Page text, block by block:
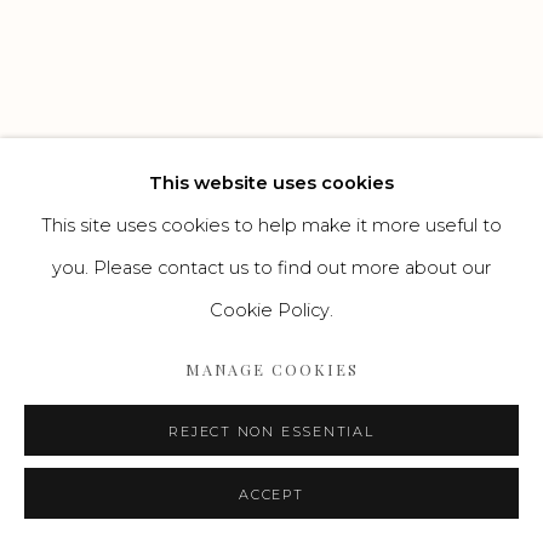
This website uses cookies
This site uses cookies to help make it more useful to
you. Please contact us to find out more about our
Cookie Policy.
MANAGE COOKIES
REJECT NON ESSENTIAL
ACCEPT